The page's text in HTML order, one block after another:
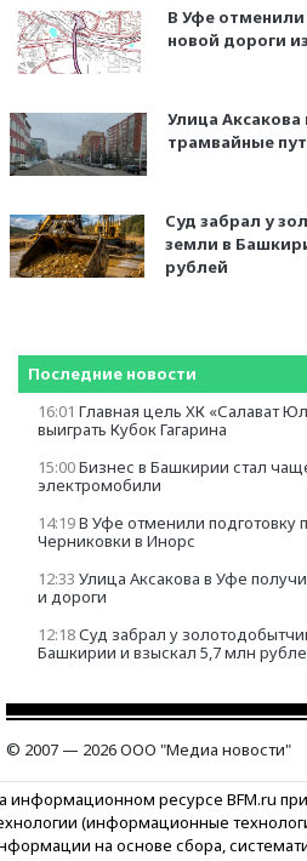
В Уфе отменили
новой дороги
Улица
трамвайные
Суд забрал у
земли в
рублей
Последние новости
16:01 Главная цель ХК «Салават
выиграть Кубок Гагарина
15:00Бизнес в Башкирии стал
электромобили
14:19В Уфе отменили подготовку
Черниковки в Инорс
12:33 Улица Аксакова в Уфе
и дороги
12:18Суд забрал у
Башкирии и взыскал 5,7 млн
© 2007 — 2026 ООО "Медиа новости"
информационном ресурсе BFM.ru
(информационные
на основе сбора,